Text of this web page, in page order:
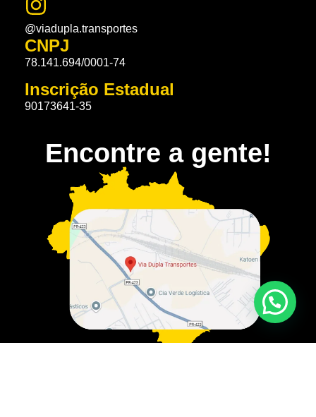
@viadupla.transportes
CNPJ
78.141.694/0001-74
Inscrição Estadual
90173641-35
Encontre a gente!